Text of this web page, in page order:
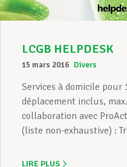
LCGB HELPDESK
15 mars 2016 Divers
Services à domicile pour
déplacement inclus,
collaboration avec
(liste non-exhaustive) :
LIRE PLUS